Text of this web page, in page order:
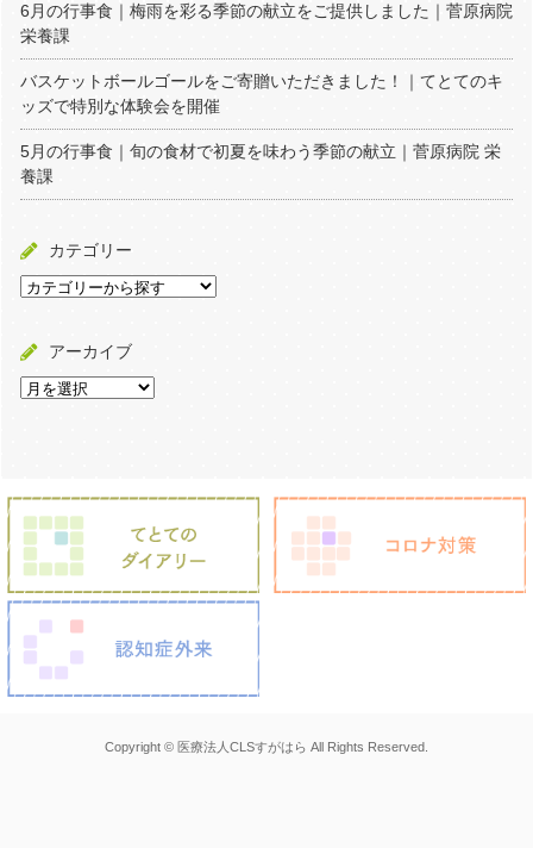
6月の行事食｜梅雨を彩る季節の献立をご提供しました｜菅原病院
栄養課
バスケットボールゴールをご寄贈いただきました！｜てとてのキ
ッズで特別な体験会を開催
5月の行事食｜旬の食材で初夏を味わう季節の献立｜菅原病院 栄
養課
カテゴリー
アーカイブ
Copyright © 医療法人CLSすがはら All Rights Reserved.